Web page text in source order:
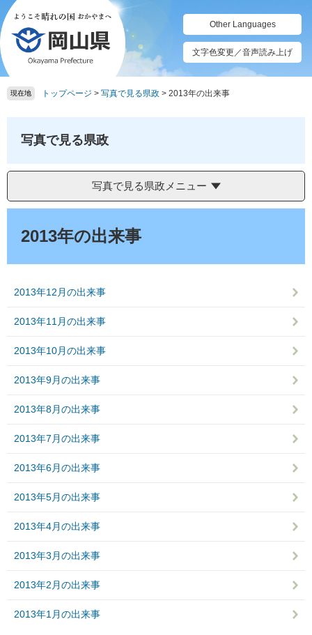
ペ
ー
ジ
の
先
頭
メ
ニ
ュ
ー
を
飛
Other Languages
文字色変更／音声読み上げ
現在地 トップページ > 写真で見る県政 > 2013年の出来事
写真で見る県政
写真で見る県政メニュー
2013年の出来事
2013年12月の出来事
2013年11月の出来事
2013年10月の出来事
2013年9月の出来事
2013年8月の出来事
2013年7月の出来事
2013年6月の出来事
2013年5月の出来事
2013年4月の出来事
2013年3月の出来事
2013年2月の出来事
2013年1月の出来事